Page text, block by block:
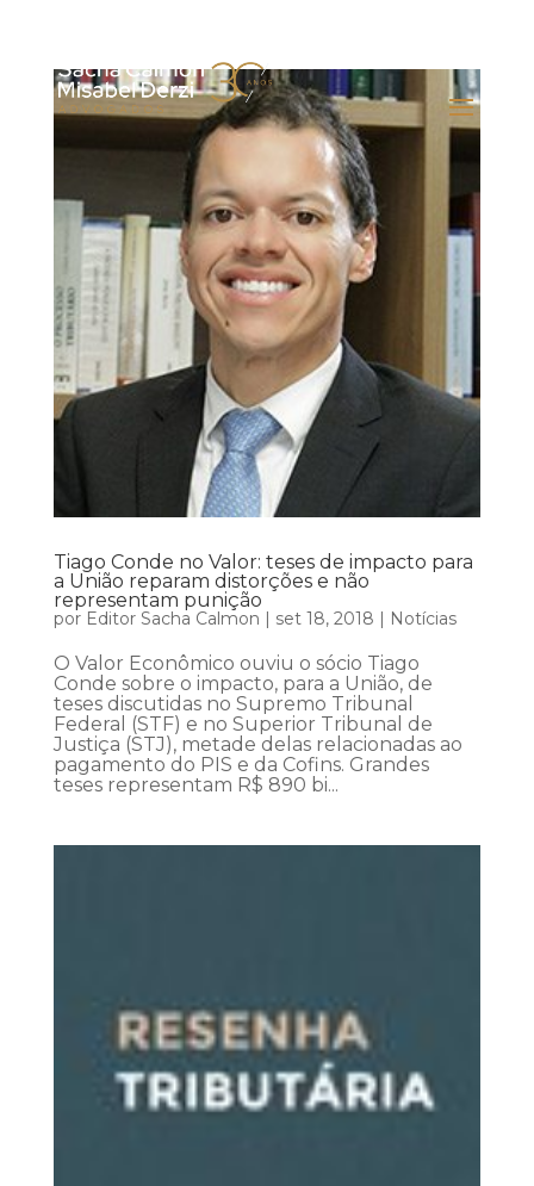
Tiago Conde no Valor: teses de impacto para
a União reparam distorções e não
representam punição
por Editor Sacha Calmon | set 18, 2018 | Notícias
O Valor Econômico ouviu o sócio Tiago
Conde sobre o impacto, para a União, de
teses discutidas no Supremo Tribunal
Federal (STF) e no Superior Tribunal de
Justiça (STJ), metade delas relacionadas ao
pagamento do PIS e da Cofins. Grandes
teses representam R$ 890 bi...